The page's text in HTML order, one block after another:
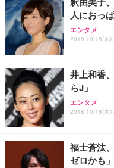
人におっ
エンタメ
2018.10.18(木)
井上和香
らJ」
エンタメ
2018.10.18(木)
福士蒼汰
ゼロかも」